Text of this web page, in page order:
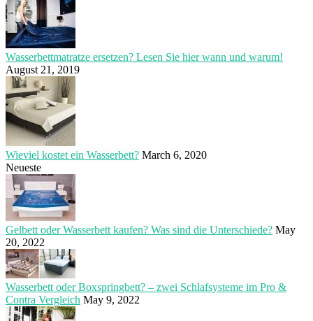
Wasserbettmatratze ersetzen? Lesen Sie hier wann und warum!
August 21, 2019
Wieviel kostet ein Wasserbett? March 6, 2020
Neueste
Gelbett oder Wasserbett kaufen? Was sind die Unterschiede? May
20, 2022
Wasserbett oder Boxspringbett? – zwei Schlafsysteme im Pro &
Contra Vergleich May 9, 2022